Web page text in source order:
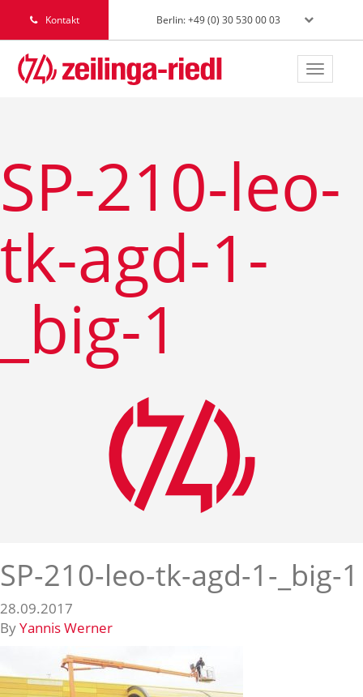
Kontakt Berlin: +49 (0) 30 530 00 03
Toggle
SP-210-leo-
tk-agd-1-
_big-1
SP-210-leo-tk-agd-1-_big-1
28.09.2017
ByYannis Werner